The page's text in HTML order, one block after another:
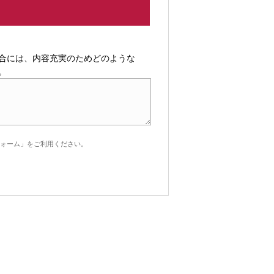
には、内容充実のためどのような
ーム」をご利用ください。